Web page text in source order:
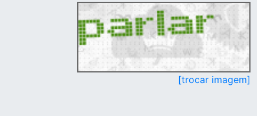
[trocar imagem]